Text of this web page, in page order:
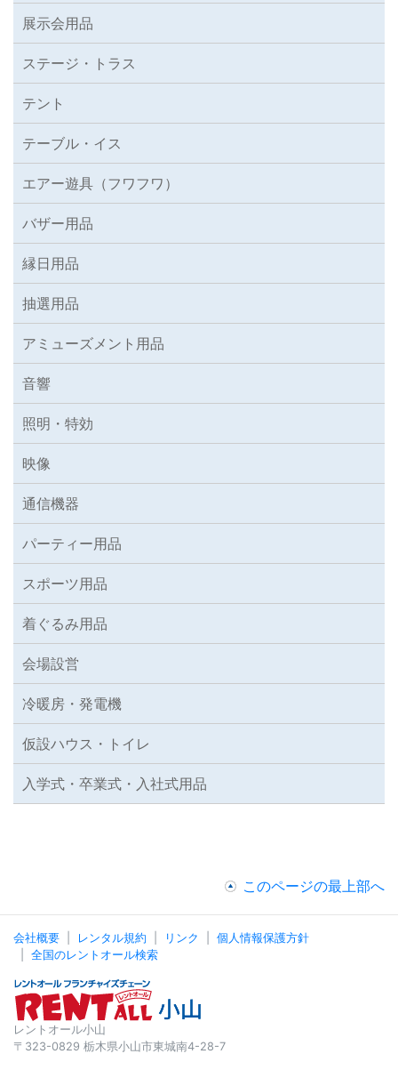
展示会用品
ステージ・トラス
テント
テーブル・イス
エアー遊具（フワフワ）
バザー用品
縁日用品
抽選用品
アミューズメント用品
音響
照明・特効
映像
通信機器
パーティー用品
スポーツ用品
着ぐるみ用品
会場設営
冷暖房・発電機
仮設ハウス・トイレ
入学式・卒業式・入社式用品
このページの最上部へ
会社概要 レンタル規約 リンク
個人情報保護方針
全国のレントオール検索
レントオール小山
〒323-0829 栃木県小山市東城南4-28-7